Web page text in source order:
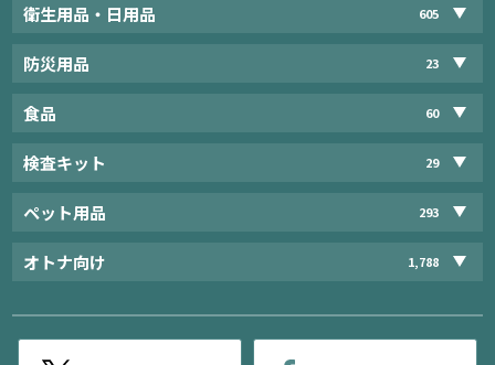
衛生用品・日用品 605
防災用品 23
食品 60
検査キット 29
ペット用品 293
オトナ向け 1,788